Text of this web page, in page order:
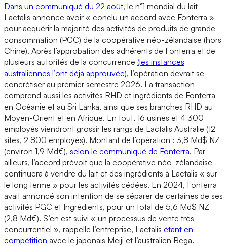
Dans un communiqué du 22 août, le n°1 mondial du lait
Lactalis annonce avoir « conclu un accord avec Fonterra »
pour acquérir la majorité des activités de produits de grande
consommation (PGC) de la coopérative néo-zélandaise (hors
Chine). Après l’approbation des adhérents de Fonterra et de
plusieurs autorités de la concurrence (les instances
australiennes l’ont déjà approuvée), l’opération devrait se
concrétiser au premier semestre 2026. La transaction
comprend aussi les activités RHD et ingrédients de Fonterra
en Océanie et au Sri Lanka, ainsi que ses branches RHD au
Moyen-Orient et en Afrique. En tout, 16 usines et 4 300
employés viendront grossir les rangs de Lactalis Australie (12
sites, 2 800 employés). Montant de l’opération : 3,8 Md$ NZ
(environ 1,9 Md€), selon le communiqué de Fonterra. Par
ailleurs, l’accord prévoit que la coopérative néo-zélandaise
continuera à vendre du lait et des ingrédients à Lactalis « sur
le long terme » pour les activités cédées. En 2024, Fonterra
avait annoncé son intention de se séparer de certaines de ses
activités PGC et Ingrédients, pour un total de 5,6 Md$ NZ
(2,8 Md€). S’en est suivi « un processus de vente très
concurrentiel », rappelle l’entreprise, Lactalis étant en
compétition avec le japonais Meiji et l’australien Bega.